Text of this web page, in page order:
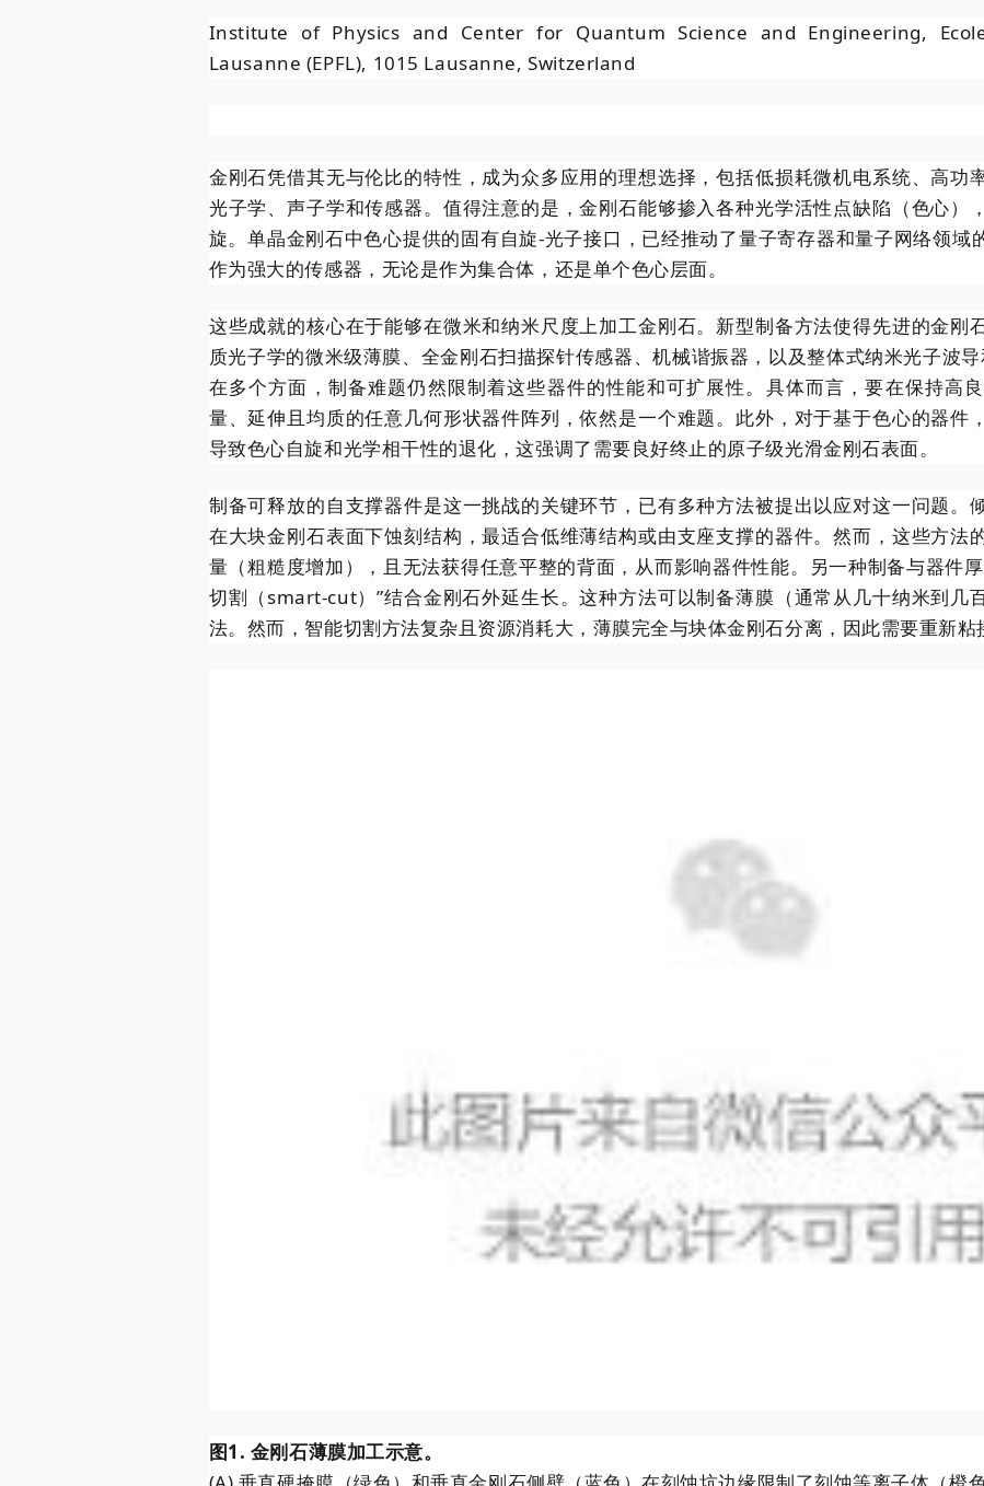
Institute of Physics and Center for Quantum Science and Engineering,
Lausanne (EPFL), 1015 Lausanne, Switzerland
金刚石凭借其无与伦比的特性，成为众多应用的理想选择，包括低损耗微机电系统、高功
光子学、声子学和传感器。值得注意的是，金刚石能够掺入各种光学活性点缺陷（色心）
旋。单晶金刚石中色心提供的固有自旋-光子接口，已经推动了量子寄存器和量子网络领域
作为强大的传感器，无论是作为集合体，还是单个色心层面。
这些成就的核心在于能够在微米和纳米尺度上加工金刚石。新型制备方法使得先进的金刚
质光子学的微米级薄膜、全金刚石扫描探针传感器、机械谐振器，以及整体式纳米光子波
在多个方面，制备难题仍然限制着这些器件的性能和可扩展性。具体而言，要在保持高
量、延伸且均质的任意几何形状器件阵列，依然是一个难题。此外，对于基于色心的器件
导致色心自旋和光学相干性的退化，这强调了需要良好终止的原子级光滑金刚石表面。
制备可释放的自支撑器件是这一挑战的关键环节，已有多种方法被提出以应对这一问题。
在大块金刚石表面下蚀刻结构，最适合低维薄结构或由支座支撑的器件。然而，这些方法
量（粗糙度增加），且无法获得任意平整的背面，从而影响器件性能。另一种制备与器件
切割（smart-cut）”结合金刚石外延生长。这种方法可以制备薄膜（通常从几十纳米到几
法。然而，智能切割方法复杂且资源消耗大，薄膜完全与块体金刚石分离，因此需要重新粘
图1. 金刚石薄膜加工示意。